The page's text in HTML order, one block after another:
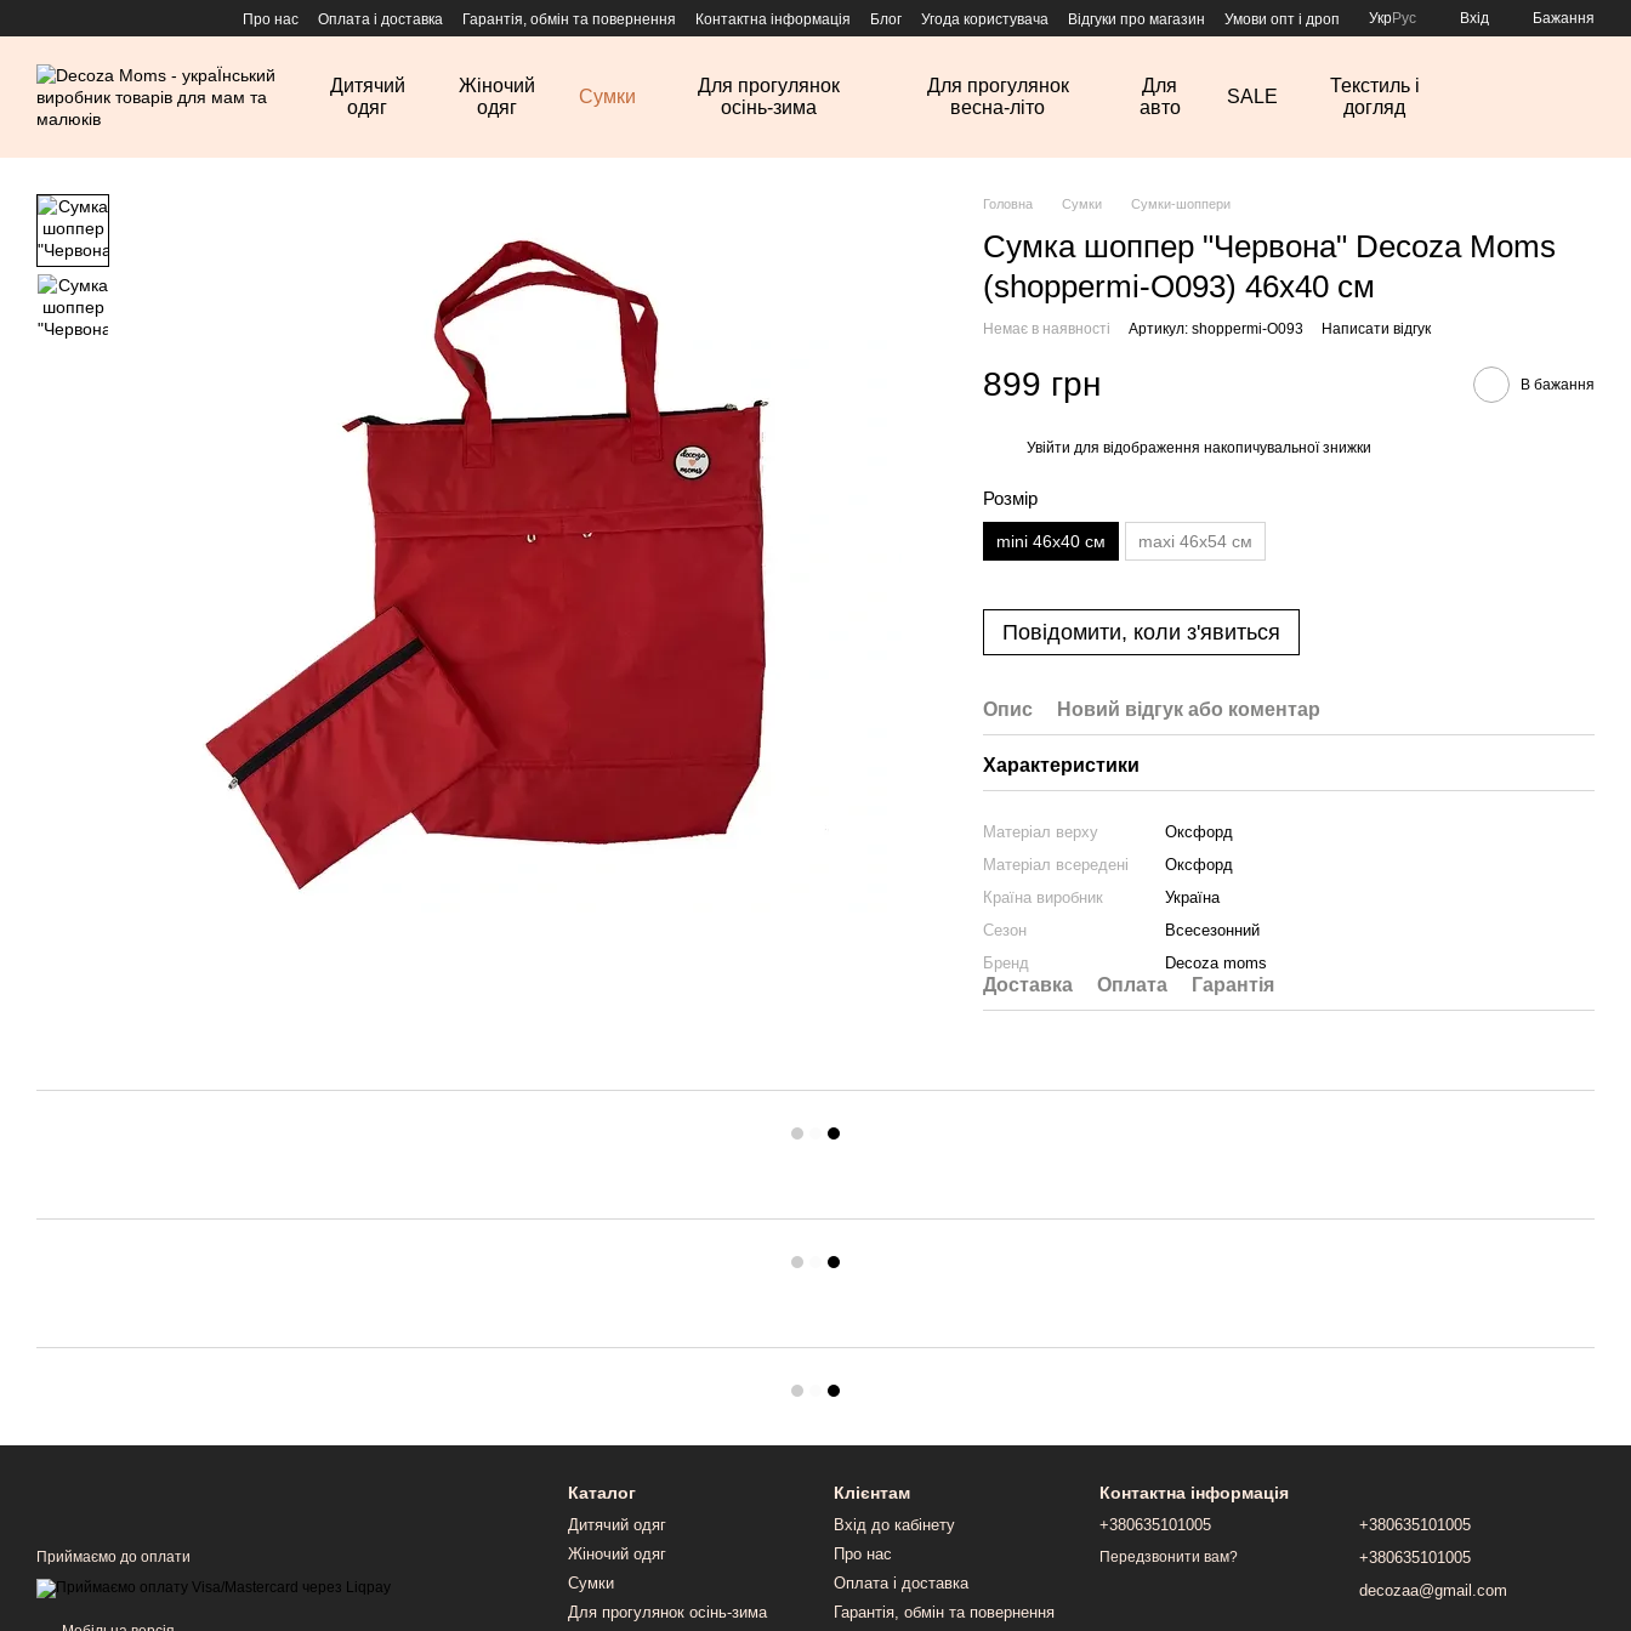
Перейти до основного контентуПро нас Оплата і доставка Гарантія, обмін та повернення Контактна інформація Блог Угода користувача Відгуки про магазин Умови опт і дроп УкрРус Вхід Бажання
Дитячий
одяг
Жіночий
одяг
Сумки
Для прогулянок
осінь-зима
Для прогулянок
весна-літо
Для
авто
SALE
Текстиль і
догляд
Головна Сумки Сумки-шоппери
Сумка шоппер "Червона" Decoza Moms
(shoppermi-O093) 46х40 см
Немає в наявності Артикул: shoppermi-O093 Написати відгук
899 грн В бажання
Увійти для відображення накопичувальної знижки
Розмір
mini 46х40 см maxi 46х54 см
Повідомити, коли з'явиться
Опис Новий відгук або коментар
Характеристики
Матеріал верху
Оксфорд
Матеріал всередені
Оксфорд
Країна виробник
Україна
Сезон
Всесезонний
Бренд
Decoza moms
Доставка Оплата Гарантія
Приймаємо до оплати
Каталог
Дитячий одяг
Жіночий одяг
Сумки
Для прогулянок осінь-зима
Клієнтам
Вхід до кабінету
Про нас
Оплата і доставка
Гарантія, обмін та повернення
Контактна інформація
+380635101005
Передзвонити вам?
+380635101005
+380635101005
decozaa@gmail.com